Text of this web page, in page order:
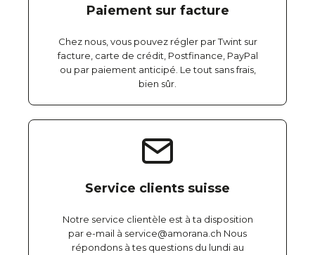
Paiement sur facture
Chez nous, vous pouvez régler par Twint sur
facture, carte de crédit, Postfinance, PayPal
ou par paiement anticipé. Le tout sans frais,
bien sûr.
Service clients suisse
Notre service clientèle est à ta disposition
par e-mail à service@amorana.ch Nous
répondons à tes questions du lundi au